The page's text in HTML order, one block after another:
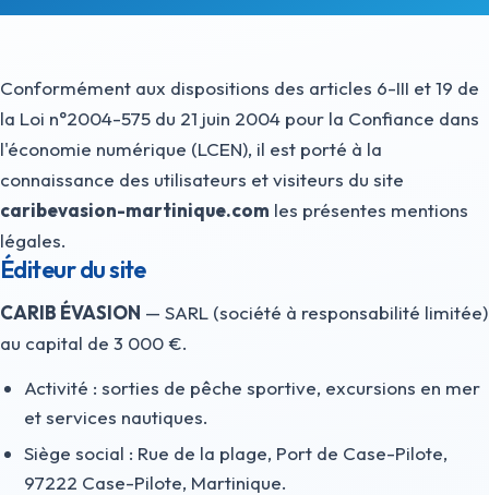
Conformément aux dispositions des articles 6-III et 19 de
la Loi n°2004-575 du 21 juin 2004 pour la Confiance dans
l'économie numérique (LCEN), il est porté à la
connaissance des utilisateurs et visiteurs du site
caribevasion-martinique.com les présentes mentions
légales.
Éditeur du site
CARIB ÉVASION — SARL (société à responsabilité limitée)
au capital de 3 000 €.
Activité : sorties de pêche sportive, excursions en mer
et services nautiques.
Siège social : Rue de la plage, Port de Case-Pilote,
97222 Case-Pilote, Martinique.